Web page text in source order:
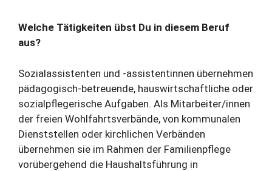
Welche Tätigkeiten übst Du in diesem Beruf
aus?
Sozialassistenten und ‑assistentinnen übernehmen
pädagogisch-betreuende, hauswirtschaftliche oder
sozialpflegerische Aufgaben. Als Mitarbeiter/innen
der freien Wohlfahrtsverbände, von kommunalen
Dienststellen oder kirchlichen Verbänden
übernehmen sie im Rahmen der Familienpflege
vorübergehend die Haushaltsführung in